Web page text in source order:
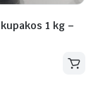
1 kg –